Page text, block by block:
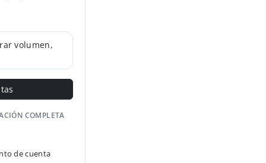
volumen,
COMPLETA
de cuenta